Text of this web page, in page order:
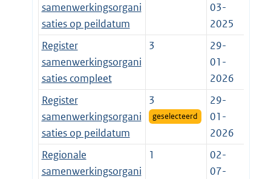
samenwerkingsorgani
saties op peildatum
03-
2025
Register
samenwerkingsorgani
saties compleet
3
29-
01-
2026
Register
samenwerkingsorgani
saties op peildatum
3
geselecteerd
29-
01-
2026
Regionale
samenwerkingsorgani
1
02-
07-